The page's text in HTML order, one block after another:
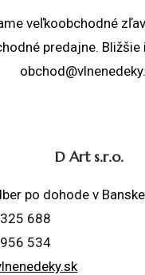
veľkoobchodné
predajne.
D Art s.r.o.
po dohode v
688
534